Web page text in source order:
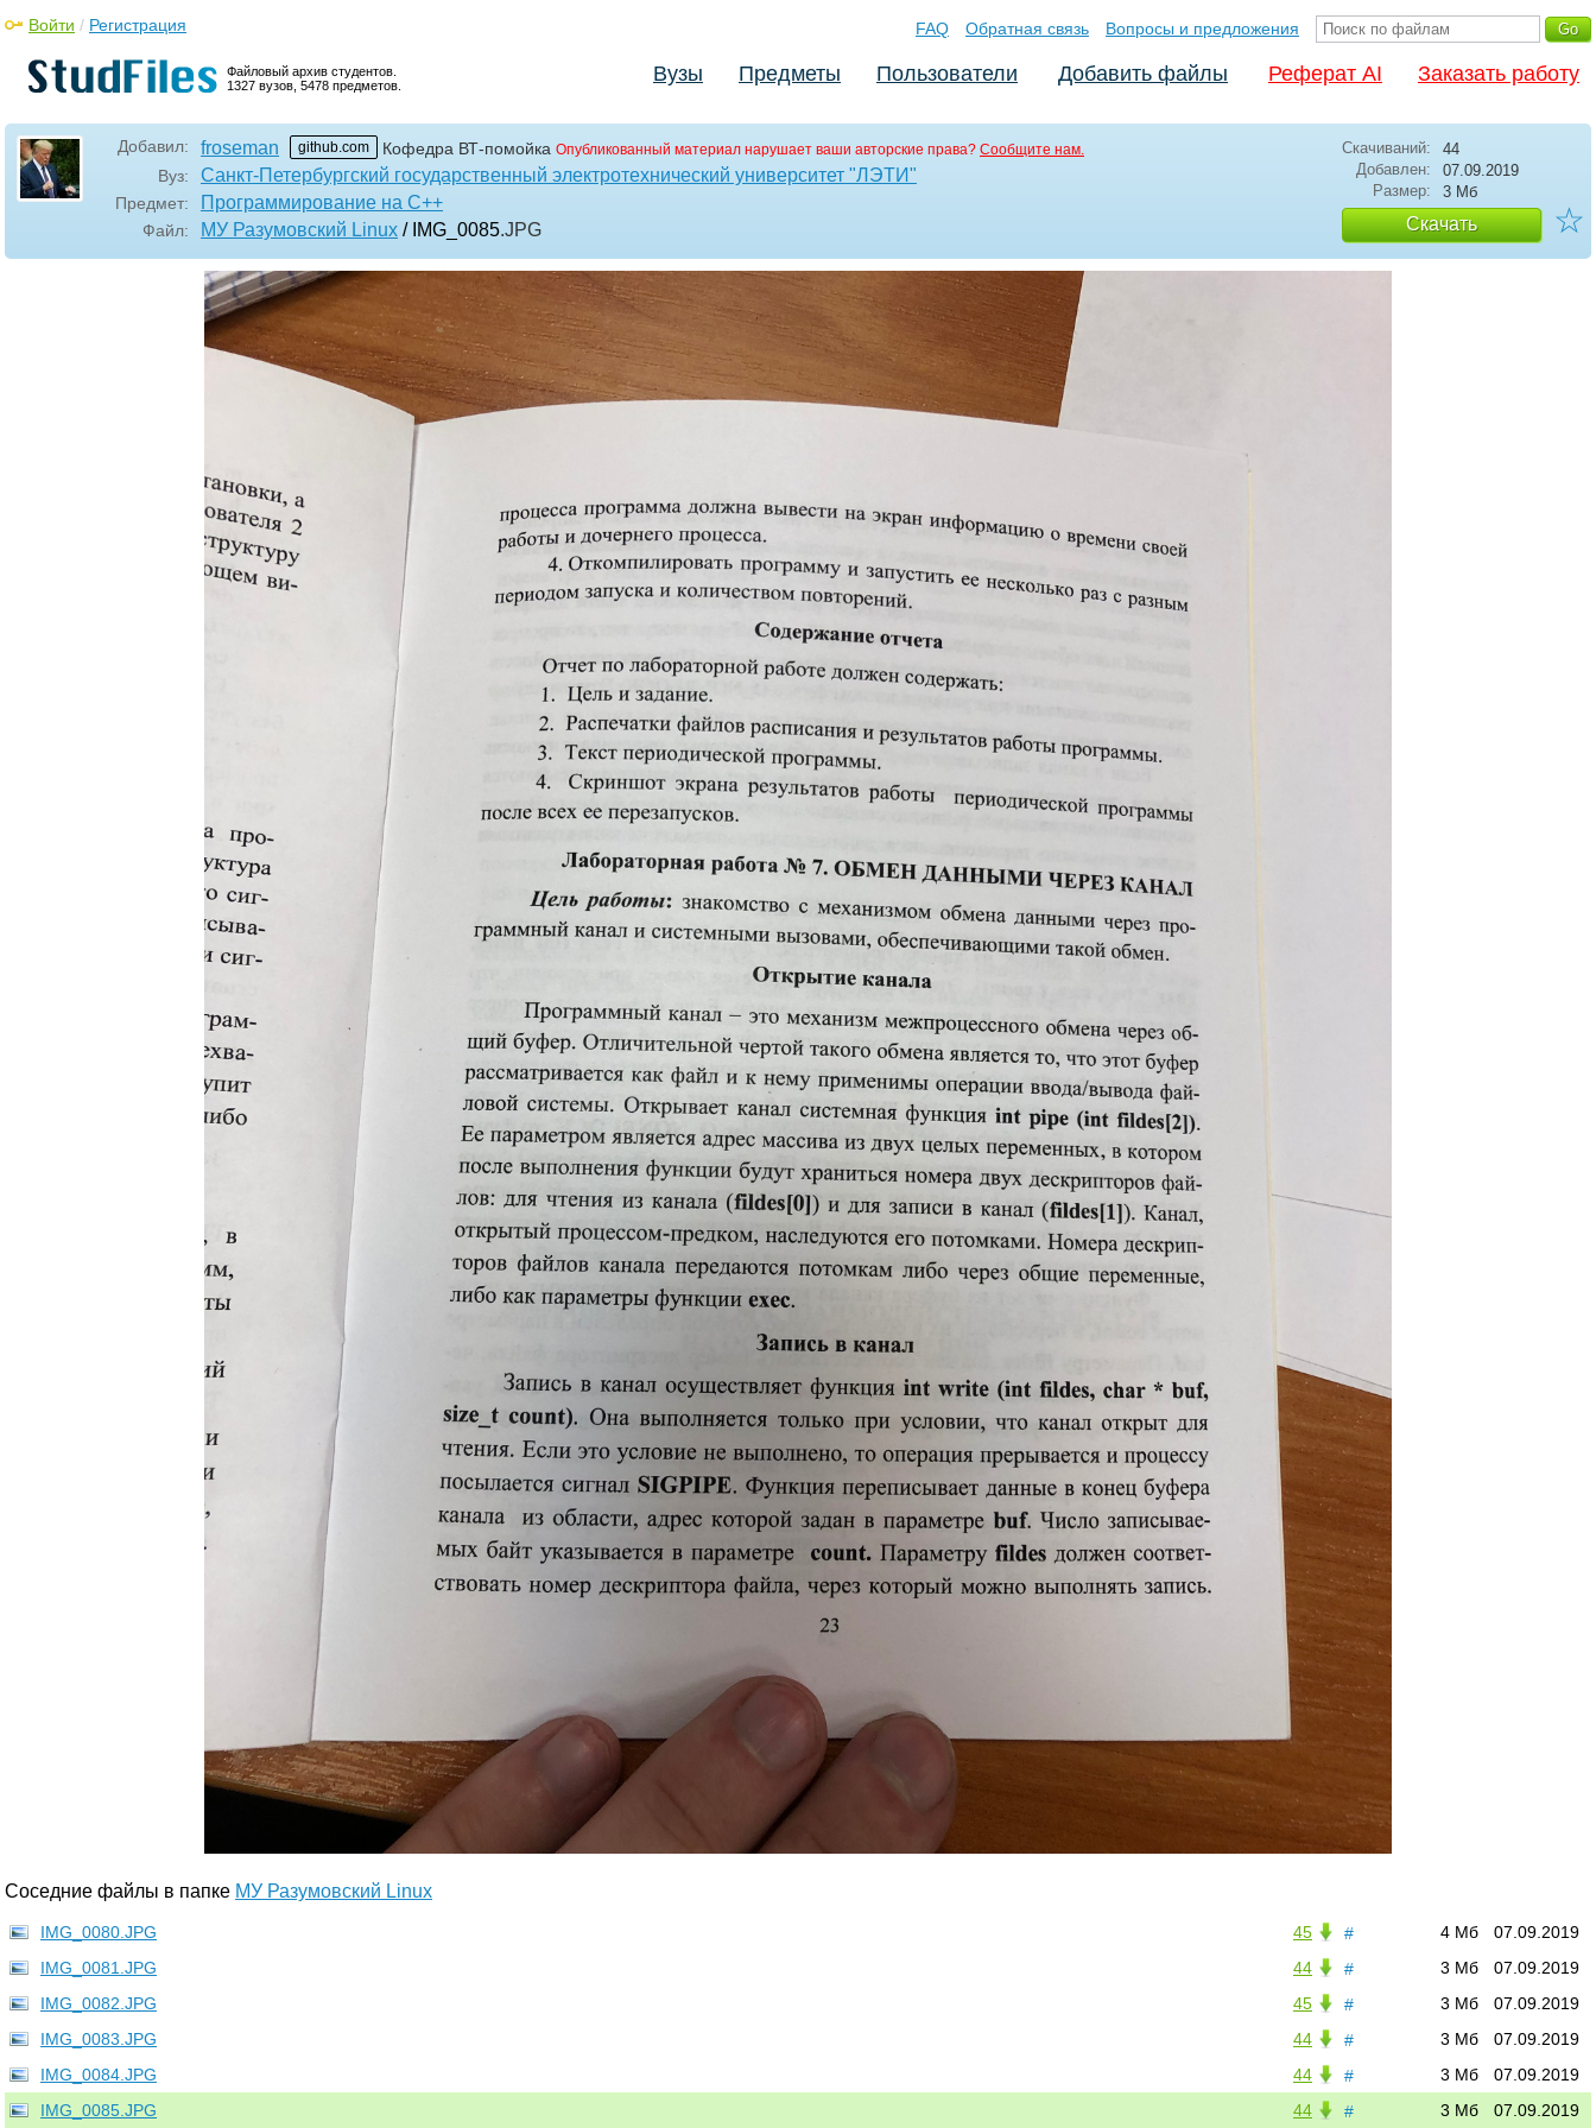
Файловый архив студентов.
1327 вузов, 5478 предметов.
Войти / Регистрация FAQ Обратная связь Вопросы и предложения
Вузы Предметы Пользователи Добавить файлы Реферат AI Заказать работу
Добавил: froseman github.com Кофедра ВТ-помойка Опубликованный материал нарушает ваши авторские права? Сообщите нам.
Вуз: Санкт-Петербургский государственный электротехнический университет "ЛЭТИ"
Предмет: Программирование на C++
Файл: МУ Разумовский Linux / IMG_0085.JPG
Скачиваний:
44
Добавлен:
07.09.2019
Размер:
3 Мб
Скачать ☆
Соседние файлы в папке МУ Разумовский Linux
# 07.09.2019
4 Мб
45
IMG_0080.JPG
#
07.09.2019
3 Мб
44
IMG_0081.JPG
#
07.09.2019
3 Мб
45
IMG_0082.JPG
#
07.09.2019
3 Мб
44
IMG_0083.JPG
#
07.09.2019
3 Мб
44
IMG_0084.JPG
#
07.09.2019
3 Мб
44
IMG_0085.JPG